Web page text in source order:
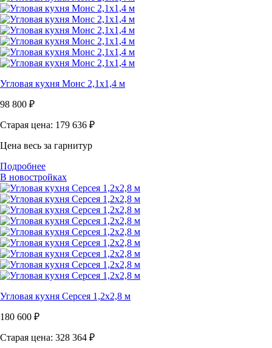
Угловая кухня Монс 2,1х1,4 м
98 800 ₽
Старая цена: 179 636 ₽
Цена весь за гарнитур
Подробнее
В новостройках
Угловая кухня Серсея 1,2х2,8 м
180 600 ₽
Старая цена: 328 364 ₽